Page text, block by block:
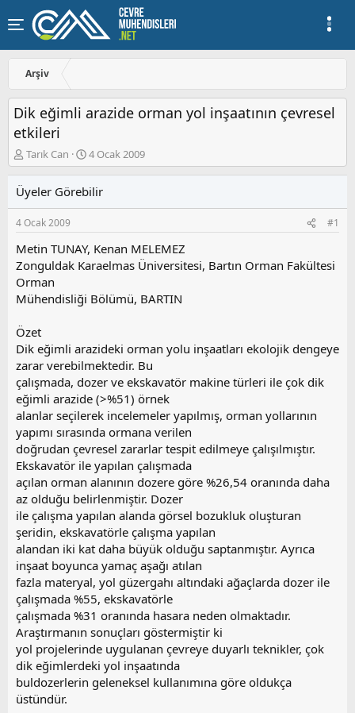
Arşiv
Dik eğimli arazide orman yol inşaatının çevresel
etkileri
K
o
u
y
u
a
ş
l
a
n
Tarık Can
B
a
l
a
ı
ç
a
i
4 Ocak 2009
Üyeler Görebilir
4 Ocak 2009 #1
Metin TUNAY, Kenan MELEMEZ
Zonguldak Karaelmas Üniversitesi, Bartın Orman Fakültesi
Orman
Mühendisliği Bölümü, BARTIN
Özet
Dik eğimli arazideki orman yolu inşaatları ekolojik dengeye
zarar verebilmektedir. Bu
çalışmada, dozer ve ekskavatör makine türleri ile çok dik
eğimli arazide (>%51) örnek
alanlar seçilerek incelemeler yapılmış, orman yollarının
yapımı sırasında ormana verilen
doğrudan çevresel zararlar tespit edilmeye çalışılmıştır.
Ekskavatör ile yapılan çalışmada
açılan orman alanının dozere göre %26,54 oranında daha
az olduğu belirlenmiştir. Dozer
ile çalışma yapılan alanda görsel bozukluk oluşturan
şeridin, ekskavatörle çalışma yapılan
alandan iki kat daha büyük olduğu saptanmıştır. Ayrıca
inşaat boyunca yamaç aşağı atılan
fazla materyal, yol güzergahı altındaki ağaçlarda dozer ile
çalışmada %55, ekskavatörle
çalışmada %31 oranında hasara neden olmaktadır.
Araştırmanın sonuçları göstermiştir ki
yol projelerinde uygulanan çevreye duyarlı teknikler, çok
dik eğimlerdeki yol inşaatında
buldozerlerin geleneksel kullanımına göre oldukça
üstündür.